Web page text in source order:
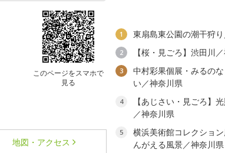
このページをスマホで
見る
地図・アクセス
1 東扇島東公園の潮干狩
2 【桜・見ごろ】渋田川
3
中村彩果個展・みるの
い／神奈川県
4
【あじさい・見ごろ】
／神奈川県
5
横浜美術館コレクショ
んがえる風景／神奈川県